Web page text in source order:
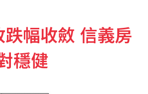
幅收斂 信義房
穩健